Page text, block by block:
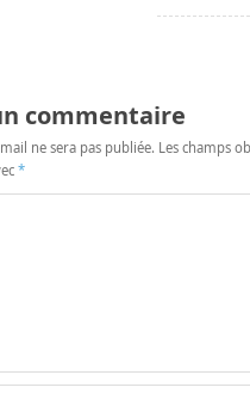
commentaire
ne sera pas publiée. Les champs
*